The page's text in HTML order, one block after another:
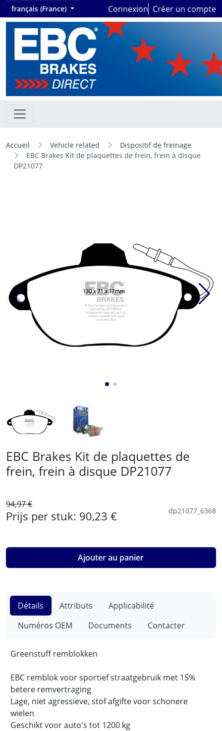
français (France) Connexion Créer un compte
Accueil Vehicle related
Dispositif de freinage
EBC Brakes Kit de plaquettes de frein, frein à disque
DP21077
EBC Brakes Kit de plaquettes de
frein, frein à disque DP21077
94,97 €
Prijs per stuk: 90,23 € dp21077_6368
Ajouter au panier
Détails Attributs
Applicabilité
Numéros OEM
Documents Contacter
Greenstuff remblokken
EBC remblok voor sportief straatgebruik met 15%
betere remvertraging
Lage, niet agressieve, stof afgifte voor schonere
wielen
Geschikt voor auto's tot 1200 kg